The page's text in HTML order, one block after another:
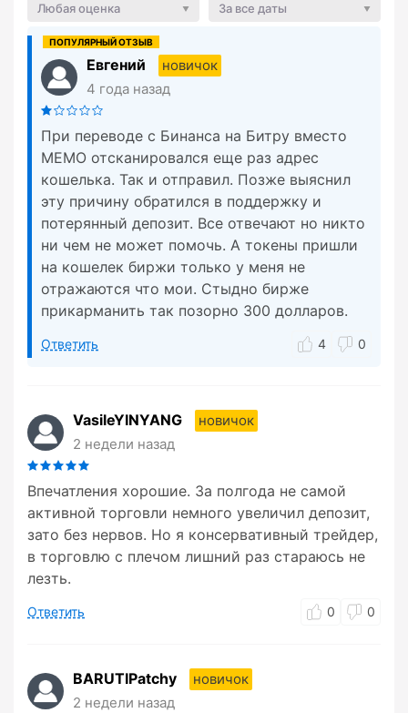
Любая оценка За все даты
Евгений
новичок
4 года назад
При переводе с Бинанса на Битру вместо
МЕМО отсканировался еще раз адрес
кошелька. Так и отправил. Позже выяснил
эту причину обратился в поддержку и
потерянный депозит. Все отвечают но никто
ни чем не может помочь. А токены пришли
на кошелек биржи только у меня не
отражаются что мои. Стыдно бирже
прикарманить так позорно 300 долларов.
Ответить 4 0
VasileYINYANG
новичок
2 недели назад
Впечатления хорошие. За полгода не самой
активной торговли немного увеличил депозит,
зато без нервов. Но я консервативный трейдер,
в торговлю с плечом лишний раз стараюсь не
лезть.
Ответить 0 0
BARUTIPatchy
новичок
2 недели назад